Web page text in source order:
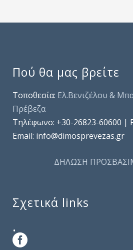
Πού θα μας βρείτε
Τοποθεσία: Ελ.Βενιζέλου &
Πρέβεζα
Τηλέφωνo: +30-26823-60600 |
Email: info@dimosprevezas.gr
ΔΗΛΩΣΗ
Σχετικά links
.